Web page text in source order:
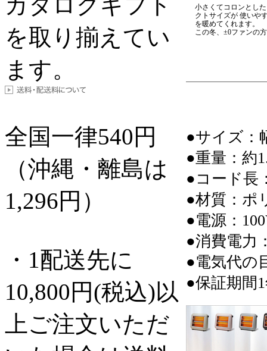
小さくてコロンとし
クトサイズが 使いや
を暖めてくれます。
この冬、±0ファンの
●サイズ：
●重量：約
●コード長
●材質：ポ
●電源：
●消費電力
●電気代の
●保証期間
を取り揃えてい
ます。
全国一律540円
（沖縄・離島は
1,296円）
・1配送先に
10,800円(税込)以
上ご注文いただ